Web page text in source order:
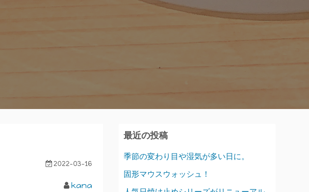
2022-03-16
kana
最近の投稿
季節の変わり目や湿気が多い日に。
固形マウスウォッシュ！